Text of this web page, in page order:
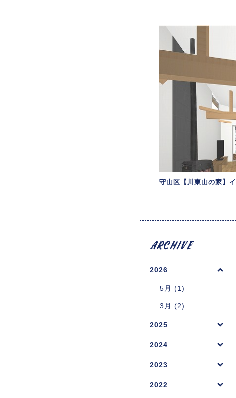
守山区【川東山の家】
2026
5月 (1)
3月 (2)
2025
2024
2023
2022